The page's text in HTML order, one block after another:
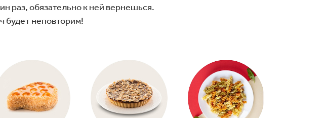
раз, обязательно к ней вернешься.
будет неповторим!